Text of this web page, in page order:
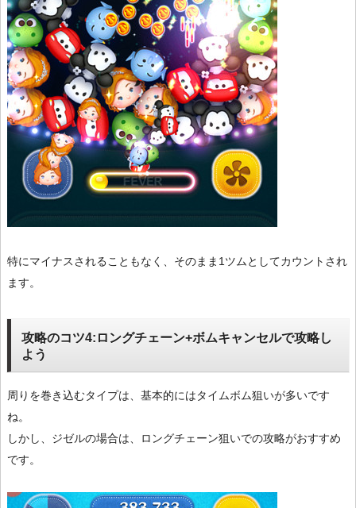
特にマイナスされることもなく、そのまま1ツムとしてカウントされ
ます。
攻略のコツ4:ロングチェーン+ボムキャンセルで攻略し
よう
周りを巻き込むタイプは、基本的にはタイムボム狙いが多いです
ね。
しかし、ジゼルの場合は、ロングチェーン狙いでの攻略がおすすめ
です。